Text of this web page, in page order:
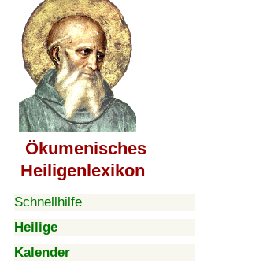
Ökumenisches
Heiligenlexikon
Schnellhilfe
Heilige
Kalender